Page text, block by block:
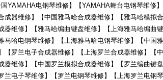
YAMAHA电钢琴维修】【YAMAHA舞台电钢琴维修】
成器维修】【中国雅马哈合成器维修】【雅马哈模拟合
维修】【雅马哈编曲键盘维修】【上海雅马哈编曲键
哈电钢琴维修】【上海雅马哈电钢琴维修】【中国雅
罗兰电子合成器维修】【上海罗兰合成器维修】【中
维修】【中国罗兰模拟合成器维修】【罗兰编曲键盘
电子琴维修】【罗兰电钢琴维修】【上海罗兰电钢琴